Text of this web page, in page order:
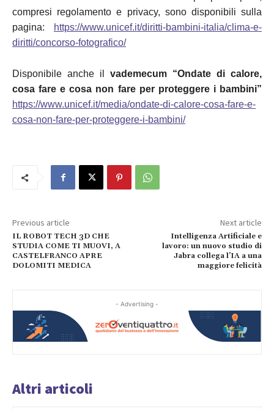
compresi regolamento e privacy, sono disponibili sulla
pagina:
https://www.unicef.it/diritti-bambini-italia/clima-e-
diritti/concorso-fotografico/
Disponibile anche il vademecum “Ondate di calore,
cosa fare e cosa non fare per proteggere i bambini”
https://www.unicef.it/media/ondate-di-calore-cosa-fare-e-
cosa-non-fare-per-proteggere-i-bambini/
Previous article
IL ROBOT TECH 3D CHE
STUDIA COME TI MUOVI, A
CASTELFRANCO APRE
DOLOMITI MEDICA
Next article
Intelligenza Artificiale e
lavoro: un nuovo studio di
Jabra collega l’IA a una
maggiore felicità
- Advertising -
Altri articoli